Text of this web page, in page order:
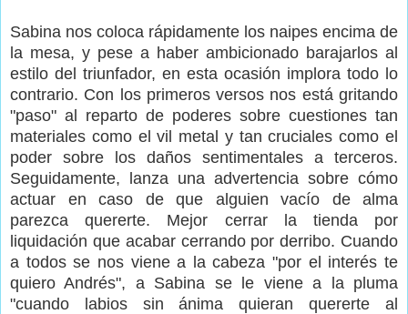
Sabina nos coloca rápidamente los naipes encima de
la mesa, y pese a haber ambicionado barajarlos al
estilo del triunfador, en esta ocasión implora todo lo
contrario. Con los primeros versos nos está gritando
"paso" al reparto de poderes sobre cuestiones tan
materiales como el vil metal y tan cruciales como el
poder sobre los daños sentimentales a terceros.
Seguidamente, lanza una advertencia sobre cómo
actuar en caso de que alguien vacío de alma
parezca quererte. Mejor cerrar la tienda por
liquidación que acabar cerrando por derribo. Cuando
a todos se nos viene a la cabeza "por el interés te
quiero Andrés", a Sabina se le viene a la pluma
"cuando labios sin ánima quieran quererte al